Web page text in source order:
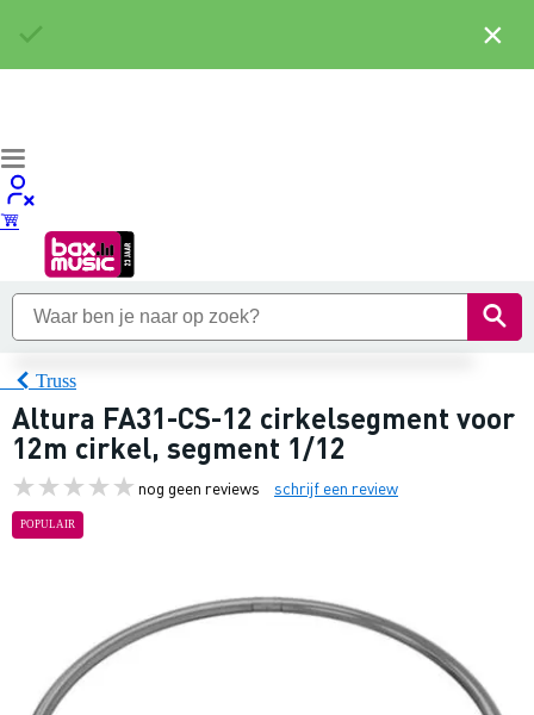
Truss
Altura FA31-CS-12 cirkelsegment voor
12m cirkel, segment 1/12
nog geen reviews schrijf een review
POPULAIR
×